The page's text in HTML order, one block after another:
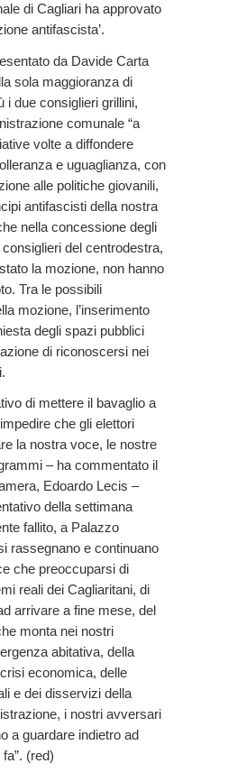
di Cagliari ha approvato
antifascista’.
da Davide Carta
sola maggioranza di
i due consiglieri grillini,
comunale “a
volte a diffondere
e uguaglianza, con
alle politiche giovanili,
antifascisti della nostra
nella concessione degli
del centrodestra,
la mozione, non hanno
Tra le possibili
mozione, l’inserimento
degli spazi pubblici
di riconoscersi nei
di mettere il bavaglio a
che gli elettori
la nostra voce, le nostre
– ha commentato il
Edoardo Lecis –
della settimana
fallito, a Palazzo
rassegnano e continuano
che preoccuparsi di
reali dei Cagliaritani, di
arrivare a fine mese, del
monta nei nostri
abitativa, della
economica, delle
e dei disservizi della
i nostri avversari
a guardare indietro ad
(red)